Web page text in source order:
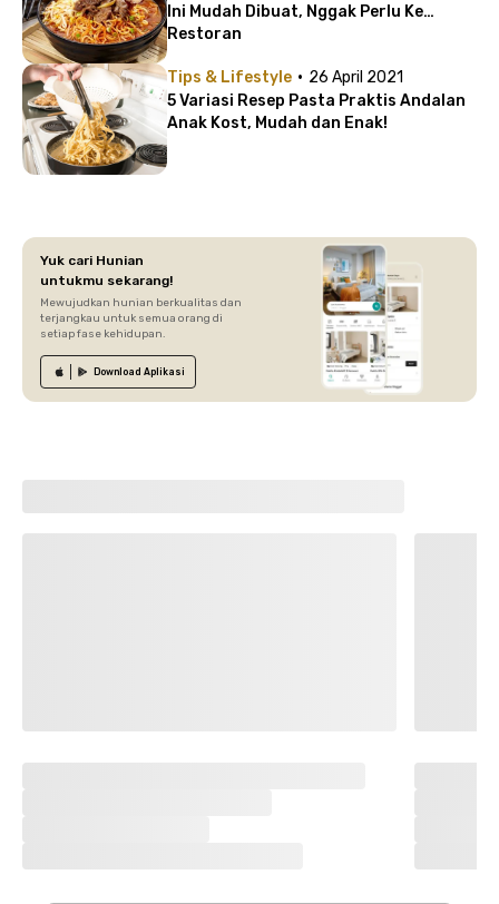
Ini Mudah Dibuat, Nggak Perlu Ke
Restoran
Tips & Lifestyle · 26 April 2021
5 Variasi Resep Pasta Praktis Andalan
Anak Kost, Mudah dan Enak!
Yuk cari Hunian
untukmu sekarang!
Mewujudkan hunian berkualitas dan
terjangkau untuk semua orang di
setiap fase kehidupan.
Download Aplikasi